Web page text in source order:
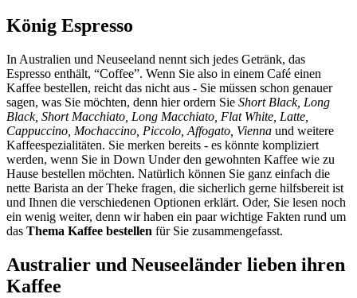
König Espresso
In Australien und Neuseeland nennt sich jedes Getränk, das
Espresso enthält, “Coffee”. Wenn Sie also in einem Café einen
Kaffee bestellen, reicht das nicht aus - Sie müssen schon genauer
sagen, was Sie möchten, denn hier ordern Sie Short Black, Long
Black, Short Macchiato, Long Macchiato, Flat White, Latte,
Cappuccino, Mochaccino, Piccolo, Affogato, Vienna und weitere
Kaffeespezialitäten. Sie merken bereits - es könnte kompliziert
werden, wenn Sie in Down Under den gewohnten Kaffee wie zu
Hause bestellen möchten. Natürlich können Sie ganz einfach die
nette Barista an der Theke fragen, die sicherlich gerne hilfsbereit ist
und Ihnen die verschiedenen Optionen erklärt. Oder, Sie lesen noch
ein wenig weiter, denn wir haben ein paar wichtige Fakten rund um
das Thema Kaffee bestellen für Sie zusammengefasst.
Australier und Neuseeländer lieben ihren
Kaffee